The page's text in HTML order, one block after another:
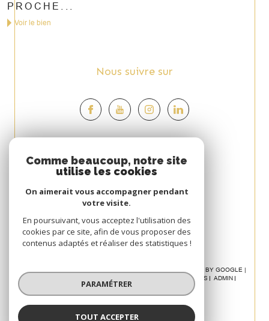
PROCHE...
Voir le bien
Nous suivre sur
Espace
PROPRIÉTAIRE
Se connecter
Avis
CLIENT
© 2026 | TOUS DROITS RÉSERVÉS | TRADUCTION POWERED BY GOOGLE |
MENTIONS LÉGALES
ADMIN
POLITIQUE RGPD
Comme beaucoup, notre site
utilise les cookies
On aimerait vous accompagner pendant
votre visite.
En poursuivant, vous acceptez l'utilisation des
cookies par ce site, afin de vous proposer des
contenus adaptés et réaliser des statistiques !
PARAMÉTRER
TOUT ACCEPTER